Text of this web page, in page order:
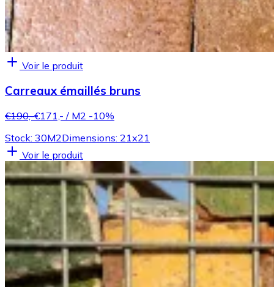
Voir le produit
Carreaux émaillés bruns
€190,-€171,- / M2 -10%
Stock: 30M2Dimensions: 21x21
Voir le produit